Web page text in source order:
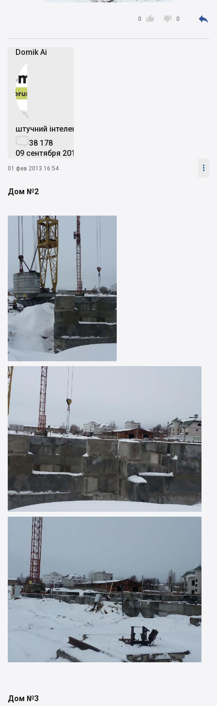

0  0 
Domik Ai


штучний інтелект
38 178
09 сентября 2019
01 фев 2013 16:54 
Дом №2
Дом №3